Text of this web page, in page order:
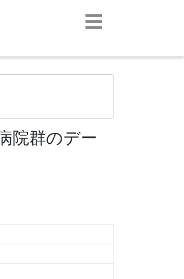
院群のデー